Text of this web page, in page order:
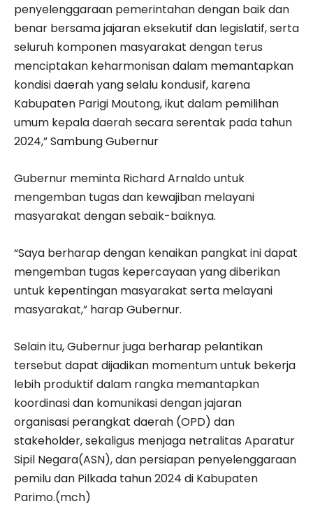
penyelenggaraan pemerintahan dengan baik dan
benar bersama jajaran eksekutif dan legislatif, serta
seluruh komponen masyarakat dengan terus
menciptakan keharmonisan dalam memantapkan
kondisi daerah yang selalu kondusif, karena
Kabupaten Parigi Moutong, ikut dalam pemilihan
umum kepala daerah secara serentak pada tahun
2024,” Sambung Gubernur
Gubernur meminta Richard Arnaldo untuk
mengemban tugas dan kewajiban melayani
masyarakat dengan sebaik-baiknya.
“Saya berharap dengan kenaikan pangkat ini dapat
mengemban tugas kepercayaan yang diberikan
untuk kepentingan masyarakat serta melayani
masyarakat,” harap Gubernur.
Selain itu, Gubernur juga berharap pelantikan
tersebut dapat dijadikan momentum untuk bekerja
lebih produktif dalam rangka memantapkan
koordinasi dan komunikasi dengan jajaran
organisasi perangkat daerah (OPD) dan
stakeholder, sekaligus menjaga netralitas Aparatur
Sipil Negara(ASN), dan persiapan penyelenggaraan
pemilu dan Pilkada tahun 2024 di Kabupaten
Parimo.(mch)